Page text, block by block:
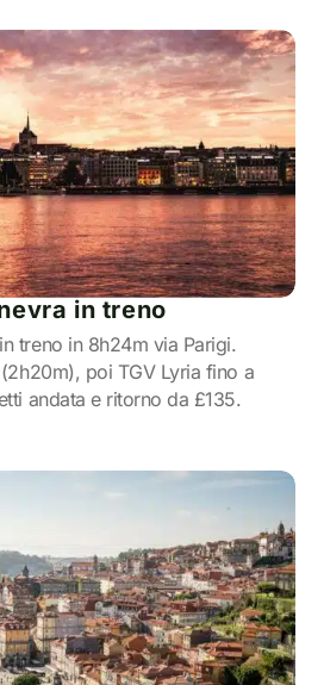
in treno
treno in 8h24m via Parigi.
poi TGV Lyria fino a
andata e ritorno da £135.